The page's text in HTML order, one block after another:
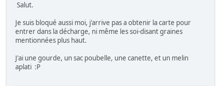
Salut.
Je suis bloqué aussi moi, j'arrive pas a obtenir la carte pour
entrer dans la décharge, ni même les soi-disant graines
mentionnées plus haut.
J'ai une gourde, un sac poubelle, une canette, et un melin
aplati :P